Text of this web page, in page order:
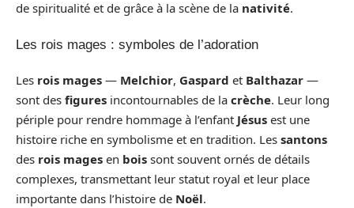
de spiritualité et de grâce à la scène de la nativité.
Les rois mages : symboles de l’adoration
Les rois mages — Melchior, Gaspard et Balthazar —
sont des figures incontournables de la crèche. Leur long
périple pour rendre hommage à l’enfant Jésus est une
histoire riche en symbolisme et en tradition. Les santons
des rois mages en bois sont souvent ornés de détails
complexes, transmettant leur statut royal et leur place
importante dans l’histoire de Noël.